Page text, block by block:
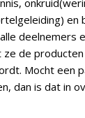
en
deelnemers
de producten
Mocht een
dan is dat in